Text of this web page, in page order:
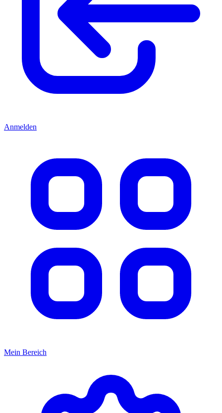
Anmelden
Mein Bereich